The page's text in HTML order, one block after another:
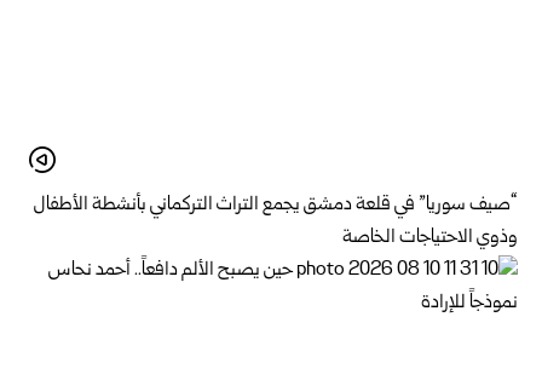
“صيف سوريا” في قلعة دمشق يجمع التراث التركماني بأنشطة الأطفال
وذوي الاحتياجات الخاصة